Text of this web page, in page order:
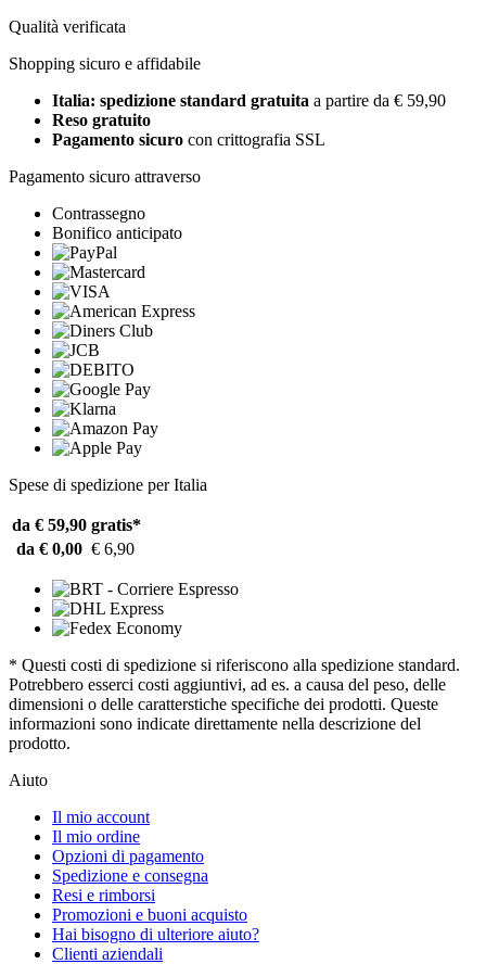
Qualità verificata
Shopping sicuro e affidabile
Italia: spedizione standard gratuita a partire da € 59,90
Reso gratuito
Pagamento sicuro con crittografia SSL
Pagamento sicuro attraverso
Contrassegno
Bonifico anticipato
Spese di spedizione per Italia
da € 59,90 gratis*
da € 0,00 € 6,90
* Questi costi di spedizione si riferiscono alla spedizione standard.
Potrebbero esserci costi aggiuntivi, ad es. a causa del peso, delle
dimensioni o delle caratterstiche specifiche dei prodotti. Queste
informazioni sono indicate direttamente nella descrizione del
prodotto.
Aiuto
Il mio account
Il mio ordine
Opzioni di pagamento
Spedizione e consegna
Resi e rimborsi
Promozioni e buoni acquisto
Hai bisogno di ulteriore aiuto?
Clienti aziendali